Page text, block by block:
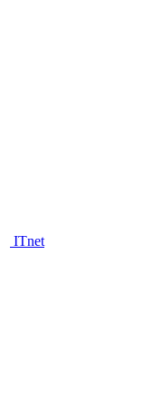
ITnet